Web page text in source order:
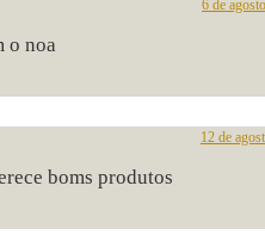
6 de
o noa
12 de
boms produtos